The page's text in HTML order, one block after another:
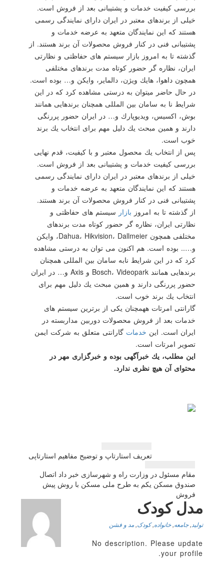
بررسی كیفیت خدمات و پشتیبانی بعد از فروش است.
خیلی از برندهای معتبر در ایران دارای نمایندگی رسمی
هستند كه این نمایندگان متعهد به عرضه خدمات و
پشتیبانی فنی در كنار فروش محصولات آن برند هستند. از
گذشته تا به امروز بازار سیستم های حفاظتی و نظارتی
ایران، نظاره گر حضور كوتاه مدت برندهای مختلفی
همچون داهوا، هایك ویژن، دالمایر، وایكن و… بوده است.
در حال حاضر میتوان به درستی مشاهده كرد كه در این
شرایط نا به سامان بین المللی همچنان برندهایی همانند
بوش، اكسیس، ویدیوپارك و… در ایران حضور پررنگی
دارند و همین مبحث یك دلیل مهم برای انتخاب یك برند
خوب است.
پس از انتخاب یك محصول معتبر و با كیفیت، قدم نهایی
بررسی كیفیت خدمات و پشتیبانی بعد از فروش است.
خیلی از برندهای معتبر در ایران دارای نمایندگی رسمی
هستند كه این نمایندگان متعهد به عرضه خدمات و
پشتیبانی فنی در كنار فروش محصولات آن برند هستند.
از گذشته تا به امروز بازار سیستم های حفاظتی و
نظارتی ایران، نظاره گر حضور كوتاه مدت برندهای
مختلفی همچون Dahua، Hikvision، Dallmeier، وایكن
و….. بوده است. هم اكنون می توان به درستی مشاهده
كرد كه در این شرایط نابه سامان بین المللی همچنان
برندهایی همانند Bosch، Videopark و Axis و… در ایران
حضور پررنگی دارند و همین مبحث یك دلیل مهم برای
انتخاب یك برند خوب است.
گارانتی امرتات ههمچنان یكی از برترین سیستم های
خدمات بعد از فروش محصولات دوربین مداربسته در
ایران است. این خدمات گارانتی متعلق به شركت ایمن
تصویر امرتات است.
این مطلب، یك خبرآگهی بوده و خبرگزاری مهر در
محتوای آن هیچ نظری ندارد.
نوشته
تعریف استارتاپ و توضیح مفاهیم استارتاپی
مقام مسئول در وزارت راه و شهرسازی خبر داد اتصال
صندوق مسكن یكم به طرح ملی مسكن با روش پیش
فروش
مدل کودک
تولید ,جامعه,خانواده,کودک, مد و فشن
No description. Please update
your profile.